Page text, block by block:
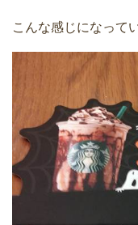
こんな感じになって